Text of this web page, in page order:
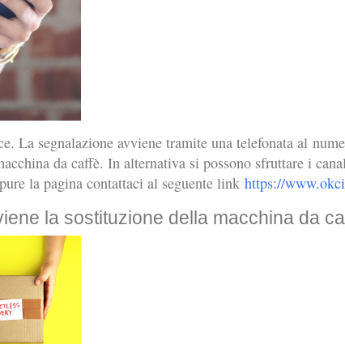
La segnalazione avviene tramite una telefonata al
da caffè. In alternativa si possono sfruttare i
la pagina contattaci al seguente link https://
la sostituzione della macchina da